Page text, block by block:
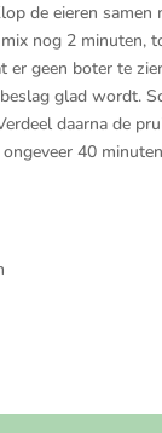
de eieren
nog 2
geen boter te
glad wordt.
daarna de
40